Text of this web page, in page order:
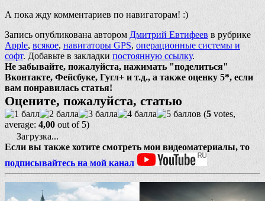
А пока жду комментариев по навигаторам! :)
Запись опубликована автором Дмитрий Евтифеев в рубрике
Apple, всякое, навигаторы GPS, операционные системы и
софт. Добавьте в закладки постоянную ссылку.
Не забывайте, пожалуйста, нажимать "поделиться"
Вконтакте, Фейсбуке, Гугл+ и т.д., а также оценку 5*, если
вам понравилась статья!
Оцените, пожалуйста, статью
(5 votes,
average: 4,00 out of 5)
Загрузка...
Если вы также хотите смотреть мои видеоматериалы, то
подписывайтесь на мой канал